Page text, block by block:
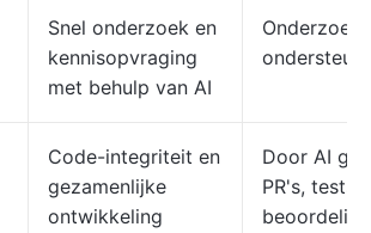
Snel onderzoek en
kennisopvraging
met behulp van AI
Code-integriteit en
gezamenlijke
ontwikkeling
Door AI
PR's, tests